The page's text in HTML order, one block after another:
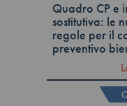
Quadro CP e
sostitutiva: le
regole per il
preventivo